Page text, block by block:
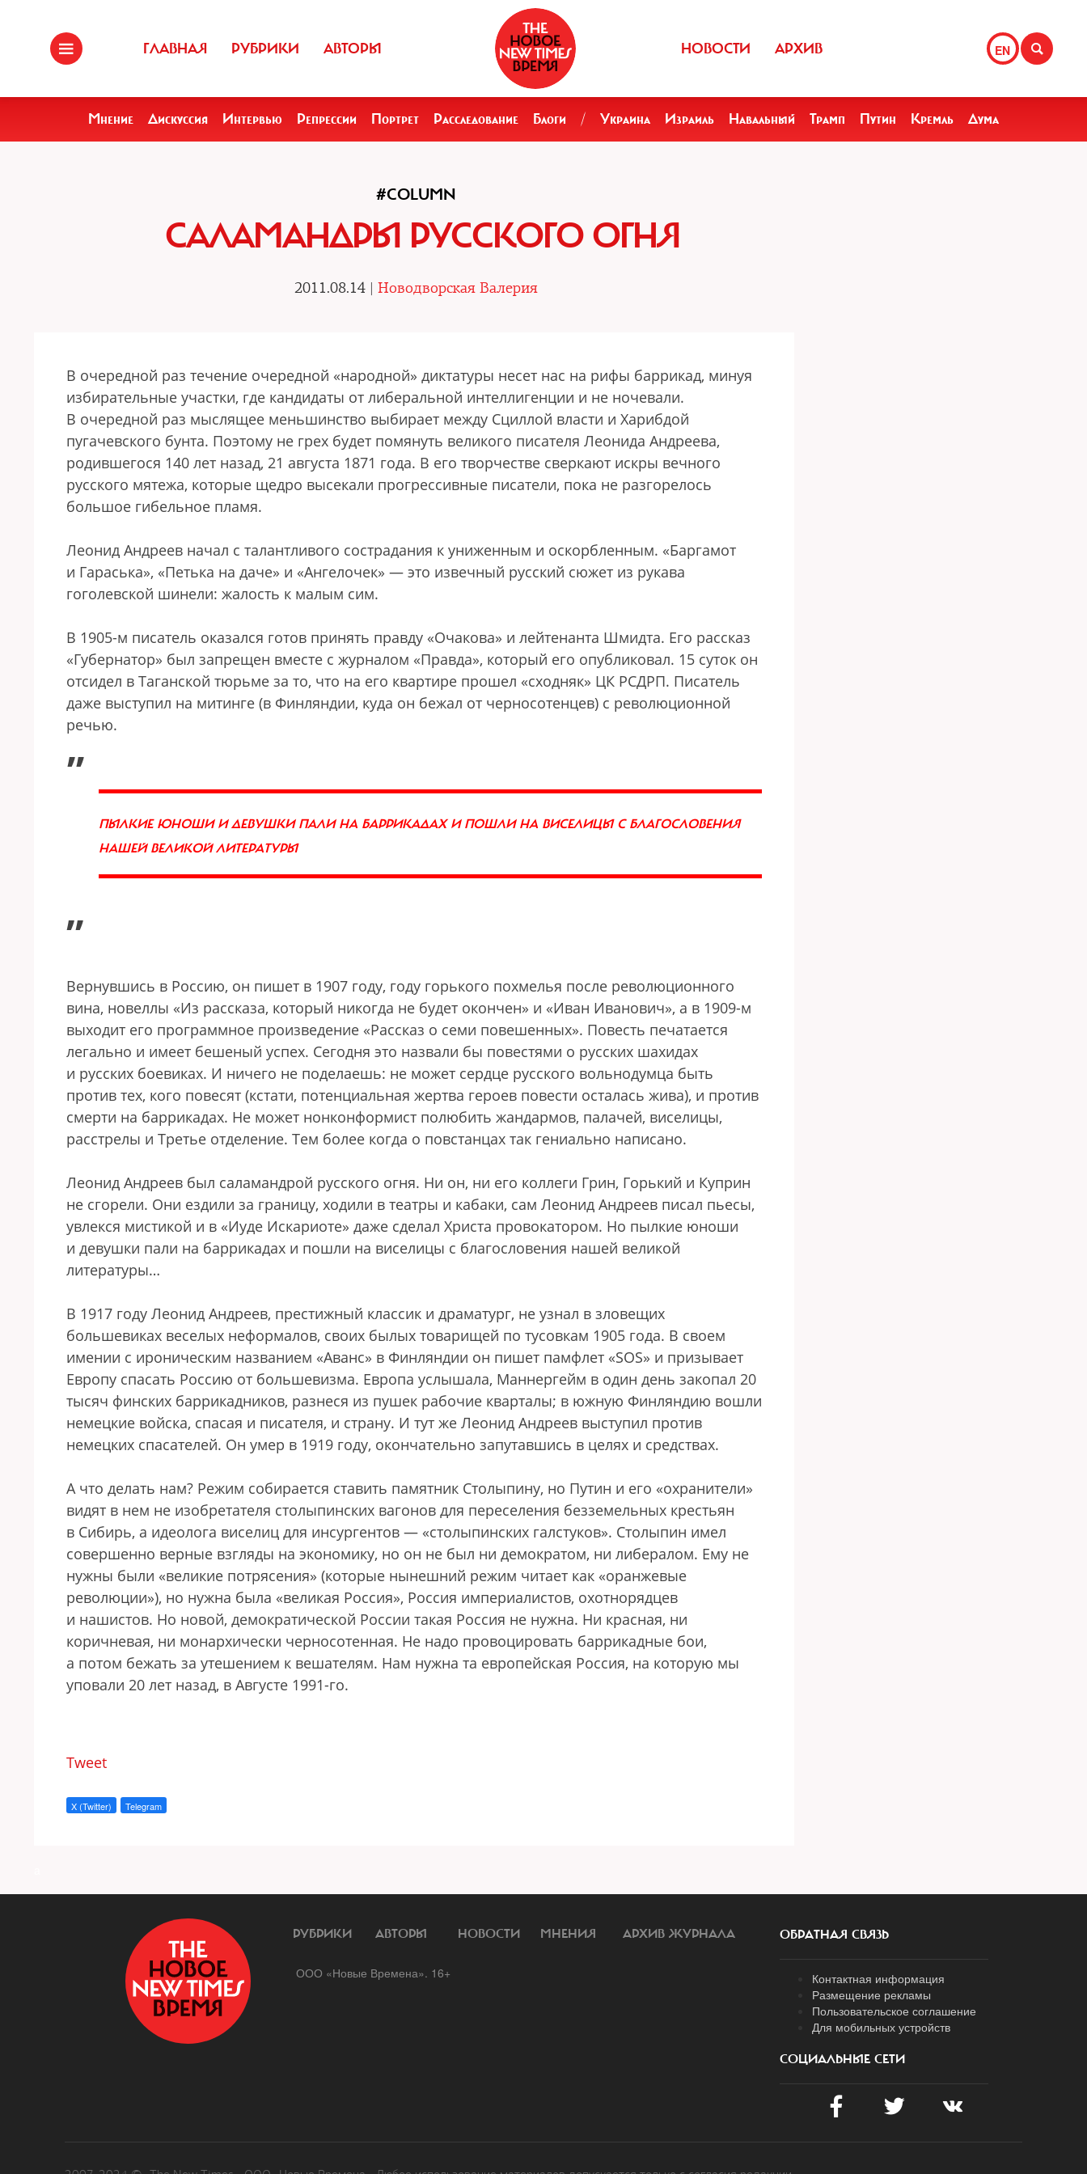
ГЛАВНАЯ РУБРИКИ АВТОРЫ EN
НОВОСТИ АРХИВ
Мнение Дискуссия Интервью Репрессии Портрет Расследование Блоги / Украина Израиль Навальный Трамп Путин Кремль Дума
#COLUMN
САЛАМАНДРЫ РУССКОГО ОГНЯ
2011.08.14 | Новодворская Валерия
В очередной раз течение очередной «народной» диктатуры несет нас на рифы баррикад, минуя
избирательные участки, где кандидаты от либеральной интеллигенции и не ночевали.
В очередной раз мыслящее меньшинство выбирает между Сциллой власти и Харибдой
пугачевского бунта. Поэтому не грех будет помянуть великого писателя Леонида Андреева,
родившегося 140 лет назад, 21 августа 1871 года. В его творчестве сверкают искры вечного
русского мятежа, которые щедро высекали прогрессивные писатели, пока не разгорелось
большое гибельное пламя.
Леонид Андреев начал с талантливого сострадания к униженным и оскорбленным. «Баргамот
и Гараська», «Петька на даче» и «Ангелочек» — это извечный русский сюжет из рукава
гоголевской шинели: жалость к малым сим.
В 1905-м писатель оказался готов принять правду «Очакова» и лейтенанта Шмидта. Его рассказ
«Губернатор» был запрещен вместе с журналом «Правда», который его опубликовал. 15 суток он
отсидел в Таганской тюрьме за то, что на его квартире прошел «сходняк» ЦК РСДРП. Писатель
даже выступил на митинге (в Финляндии, куда он бежал от черносотенцев) с революционной
речью.
„
ПЫЛКИЕ ЮНОШИ И ДЕВУШКИ ПАЛИ НА БАРРИКАДАХ И ПОШЛИ НА ВИСЕЛИЦЫ С БЛАГОСЛОВЕНИЯ
НАШЕЙ ВЕЛИКОЙ ЛИТЕРАТУРЫ
”
Вернувшись в Россию, он пишет в 1907 году, году горького похмелья после революционного
вина, новеллы «Из рассказа, который никогда не будет окончен» и «Иван Иванович», а в 1909-м
выходит его программное произведение «Рассказ о семи повешенных». Повесть печатается
легально и имеет бешеный успех. Сегодня это назвали бы повестями о русских шахидах
и русских боевиках. И ничего не поделаешь: не может сердце русского вольнодумца быть
против тех, кого повесят (кстати, потенциальная жертва героев повести осталась жива), и против
смерти на баррикадах. Не может нонконформист полюбить жандармов, палачей, виселицы,
расстрелы и Третье отделение. Тем более когда о повстанцах так гениально написано.
Леонид Андреев был саламандрой русского огня. Ни он, ни его коллеги Грин, Горький и Куприн
не сгорели. Они ездили за границу, ходили в театры и кабаки, сам Леонид Андреев писал пьесы,
увлекся мистикой и в «Иуде Искариоте» даже сделал Христа провокатором. Но пылкие юноши
и девушки пали на баррикадах и пошли на виселицы с благословения нашей великой
литературы…
В 1917 году Леонид Андреев, престижный классик и драматург, не узнал в зловещих
большевиках веселых неформалов, своих былых товарищей по тусовкам 1905 года. В своем
имении с ироническим названием «Аванс» в Финляндии он пишет памфлет «SOS» и призывает
Европу спасать Россию от большевизма. Европа услышала, Маннергейм в один день закопал 20
тысяч финских баррикадников, разнеся из пушек рабочие кварталы; в южную Финляндию вошли
немецкие войска, спасая и писателя, и страну. И тут же Леонид Андреев выступил против
немецких спасателей. Он умер в 1919 году, окончательно запутавшись в целях и средствах.
А что делать нам? Режим собирается ставить памятник Столыпину, но Путин и его «охранители»
видят в нем не изобретателя столыпинских вагонов для переселения безземельных крестьян
в Сибирь, а идеолога виселиц для инсургентов — «столыпинских галстуков». Столыпин имел
совершенно верные взгляды на экономику, но он не был ни демократом, ни либералом. Ему не
нужны были «великие потрясения» (которые нынешний режим читает как «оранжевые
революции»), но нужна была «великая Россия», Россия империалистов, охотнорядцев
и нашистов. Но новой, демократической России такая Россия не нужна. Ни красная, ни
коричневая, ни монархически черносотенная. Не надо провоцировать баррикадные бои,
а потом бежать за утешением к вешателям. Нам нужна та европейская Россия, на которую мы
уповали 20 лет назад, в Августе 1991-го.
Tweet
X (Twitter) Telegram
РУБРИКИ АВТОРЫ НОВОСТИ МНЕНИЯ АРХИВ ЖУРНАЛА
ООО «Новые Времена». 16+
ОБРАТНАЯ СВЯЗЬ
Контактная информация
Размещение рекламы
Пользовательское соглашение
Для мобильных устройств
СОЦИАЛЬНЫЕ СЕТИ